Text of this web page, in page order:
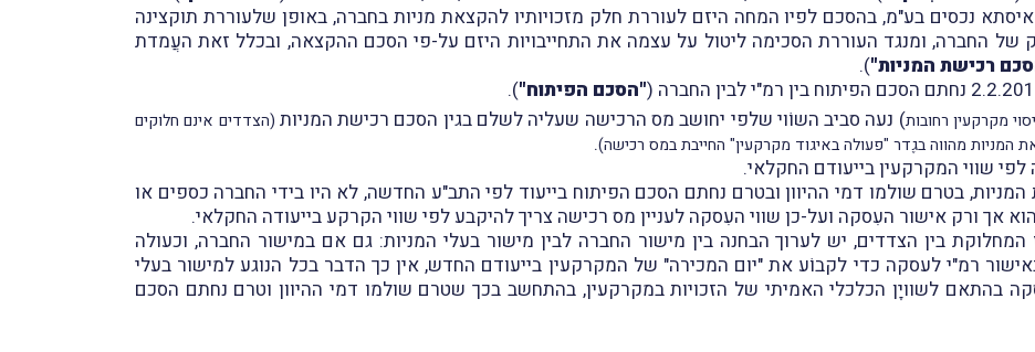
והעוררת, איסתא נכסים בע"מ, בהסכם לפיו המחה היזם לעוררת חלק מזכויותיו להקצאת מניות בחברה, באופן שלעוררת תוקצינה
המניות המונפק של החברה, ומנגד העוררת הסכימה ליטול על עצמה את התחייבויות היזם על-פי הסכם ההקצאה, ובכלל זאת העֲמדת
רכישת המניות").
"הסכם הפיתוח").
מקרקעין רחובות) נעה סביב השוֹוי שלפי יחושב מס הרכישה שעליה לשלם בגין הסכם רכישת המניות (הצדדים אינם חלוקים
מהווה בגֶדר "פעולה באיגוד מקרקעין" החייבת במס רכישה).
שווי המקרקעין בייעודם החקלאי.
בטרם שולמו דמי ההיוון ובטרם נחתם הסכם הפיתוח בייעוד לפי התב"ע החדשה, לא היו בידי החברה כספים או
אך ורק אישור העִסקה ועל-כן שווי העִסקה לעניין מס רכישה צריך להיקבע לפי שווי הקרקע בייעודה החקלאי.
המחלוקת בין הצדדים, יש לערוך הבחנה בין מישור החברה לבין מישור בעלי המניות: גם אם במישור החברה, וכעולה
רמ"י לעסקה כדי לקבוֹע את "יום המכירה" של המקרקעין בייעודם החדש, אין כך הדבר בכל הנוגע למישור בעלי
בהתאם לשוויָן הכלכלי האמיתי של הזכויות במקרקעין, בהתחשב בכך שטרם שולמו דמי ההיוון וטרם נחתם הסכם